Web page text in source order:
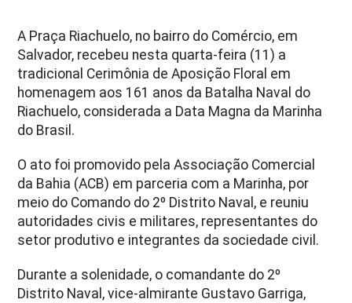
A Praça Riachuelo, no bairro do Comércio, em
Salvador, recebeu nesta quarta-feira (11) a
tradicional Cerimônia de Aposição Floral em
homenagem aos 161 anos da Batalha Naval do
Riachuelo, considerada a Data Magna da Marinha
do Brasil.
O ato foi promovido pela Associação Comercial
da Bahia (ACB) em parceria com a Marinha, por
meio do Comando do 2º Distrito Naval, e reuniu
autoridades civis e militares, representantes do
setor produtivo e integrantes da sociedade civil.
Durante a solenidade, o comandante do 2º
Distrito Naval, vice-almirante Gustavo Garriga,